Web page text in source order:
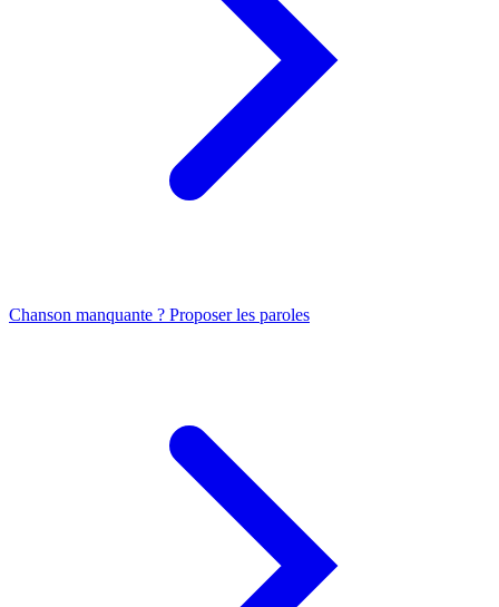
Chanson manquante ? Proposer les paroles